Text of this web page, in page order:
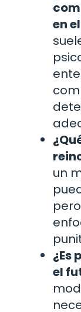
en
un
¿Es
el